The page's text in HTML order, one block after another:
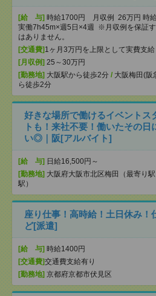
[給 与] 時給1700円 月収例 26万円 時
実働7h45m×週5日×4週 ※月収例を保証
はありません。
[交通費] 1ヶ月3万円を上限として実費支給
[月収例] 25～30万円
[勤務地] 大阪駅から徒歩2分 / 大阪梅田(阪
ら徒歩2分
好きな場所で働けるイベント
トも！来社不要！働いたその日
い◎｜阪[アルバイト]
[給 与] 日給16,500円～
[勤務地] 大阪府大阪市北区梅田（最寄り
駅）
座り仕事！高時給！土日休み！
ど[派遣]
[給 与] 時給1400円
[交通費]交通費支給有り
[勤務地] 京都府京都市伏見区